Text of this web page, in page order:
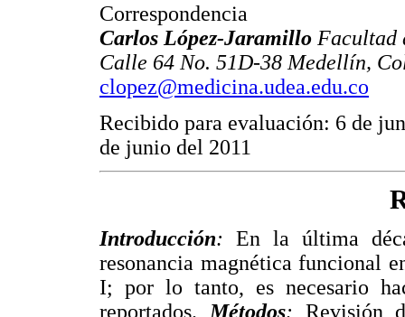
Correspondencia
Carlos López-Jaramillo Facultad
Calle 64 No. 51D-38 Medellín,
clopez@medicina.udea.edu.co
Recibido para evaluación: 6 de
de junio del 2011
Introducción:En la última
resonancia magnética funcional
I; por lo tanto, es necesario
reportados.Métodos: Revisión